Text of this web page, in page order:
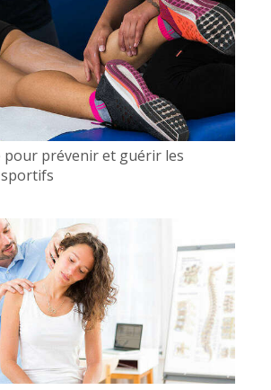
pour prévenir et guérir les